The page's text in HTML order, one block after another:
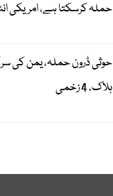
حملہ کرسکتا ہے، امریکی
ہلاک، 4 زخمی